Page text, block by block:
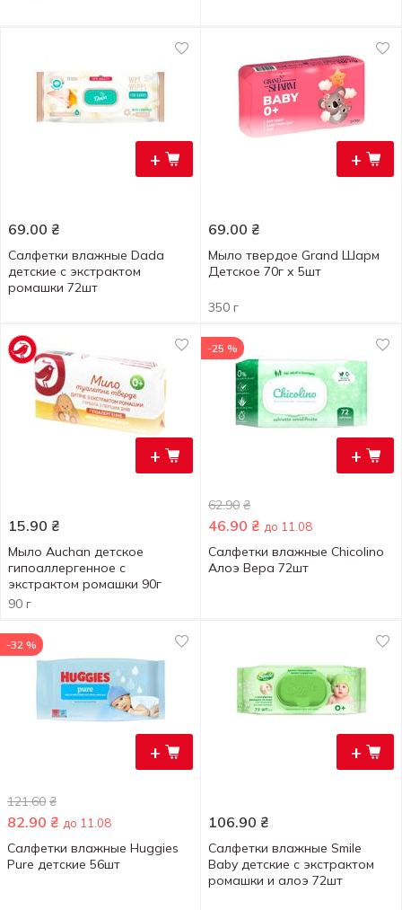
+
69.00 ₴
Салфетки влажные Dada
детские с экстрактом
ромашки 72шт
+
69.00 ₴
Мыло твердое Grand Шарм
Детское 70г х 5шт
350 г
+
15.90 ₴
Мыло Auchan детское
гипоаллергенное с
экстрактом ромашки 90г
90 г
+
-25 %
62.90 ₴
46.90 ₴ до 11.08
Салфетки влажные Chicolino
Алоэ Вера 72шт
+
-32 %
121.60 ₴
82.90 ₴ до 11.08
Салфетки влажные Huggies
Pure детские 56шт
+
106.90 ₴
Салфетки влажные Smile
Baby детские с экстрактом
ромашки и алоэ 72шт